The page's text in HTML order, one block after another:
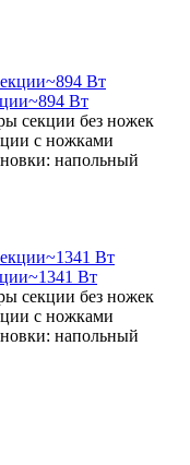
Вт
секции без ножек
с ножками
напольный
Вт
секции без ножек
с ножками
напольный